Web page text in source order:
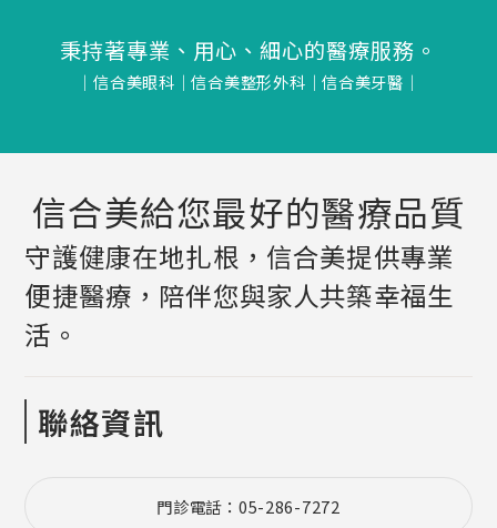
秉持著專業、用心、細心的醫療服務。
│信合美眼科 │信合美整形外科 │信合美牙醫
信合美給您最好的醫療品質
守護健康在地扎根，信合美提供專業
便捷醫療，陪伴您與家人共築幸福生
活。
聯絡資訊
門診電話：05-286-7272